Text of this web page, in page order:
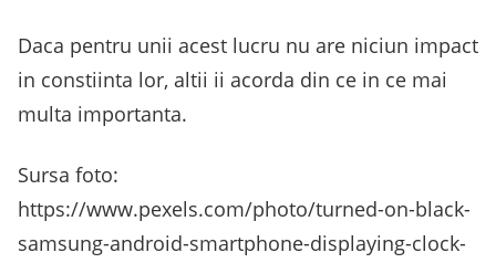
Daca pentru unii acest lucru nu are niciun impact
in constiinta lor, altii ii acorda din ce in ce mai
multa importanta.
Sursa foto:
https://www.pexels.com/photo/turned-on-black-
samsung-android-smartphone-displaying-clock-